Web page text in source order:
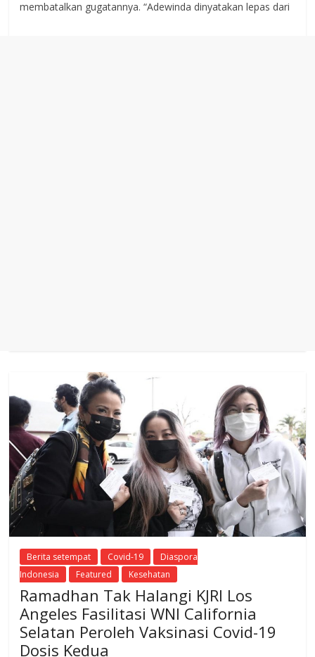
membatalkan gugatannya. “Adewinda dinyatakan lepas dari
Berita setempat Covid-19
Diaspora
Indonesia
Featured Kesehatan
Ramadhan Tak Halangi KJRI Los
Angeles Fasilitasi WNI California
Selatan Peroleh Vaksinasi Covid-19
Dosis Kedua